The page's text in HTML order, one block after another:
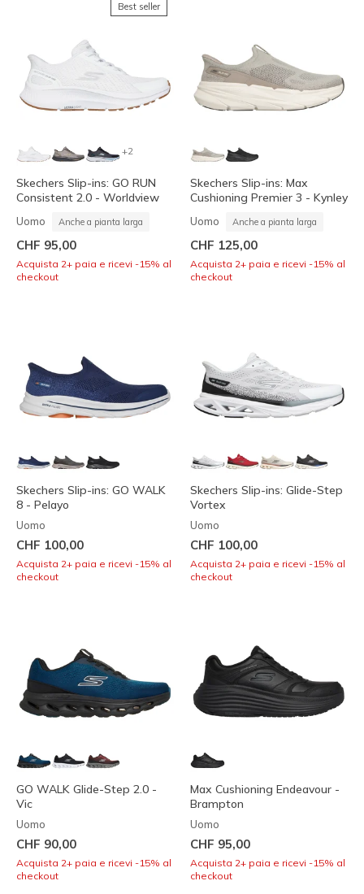
Best seller
+2
Skechers Slip-ins: GO RUN
Consistent 2.0 - Worldview
Uomo Anche a pianta larga
CHF 95,00
Acquista 2+ paia e ricevi -15% al
checkout
Skechers Slip-ins: Max
Cushioning Premier 3 - Kynley
Uomo Anche a pianta larga
CHF 125,00
Acquista 2+ paia e ricevi -15% al
checkout
Skechers Slip-ins: GO WALK
8 - Pelayo
Uomo
CHF 100,00
Acquista 2+ paia e ricevi -15% al
checkout
Skechers Slip-ins: Glide-Step
Vortex
Uomo
CHF 100,00
Acquista 2+ paia e ricevi -15% al
checkout
GO WALK Glide-Step 2.0 -
Vic
Uomo
CHF 90,00
Acquista 2+ paia e ricevi -15% al
checkout
Max Cushioning Endeavour -
Brampton
Uomo
CHF 95,00
Acquista 2+ paia e ricevi -15% al
checkout